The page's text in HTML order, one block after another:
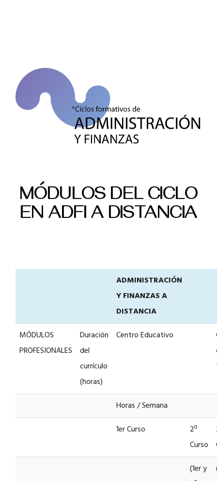
MÓDULOS DEL CICLO
EN ADFI A DISTANCIA
ADMINISTRACIÓN
Y FINANZAS A
DISTANCIA
MÓDULOS
PROFESIONALES
Duración
del
currículo
(horas)
Centro Educativo
Horas / Semana
1er Curso
2º
Curso
(1er y